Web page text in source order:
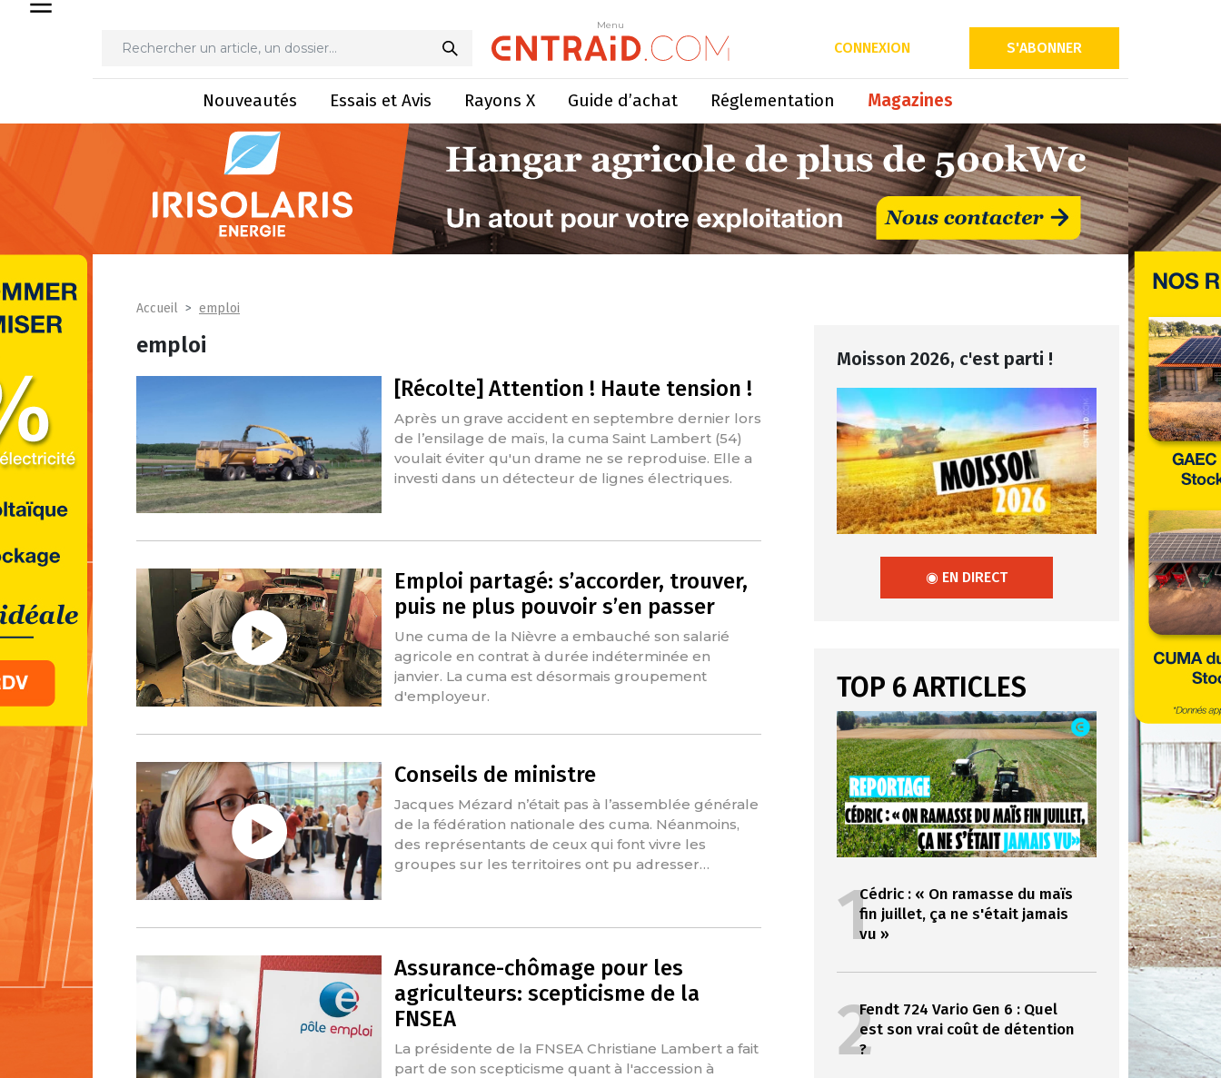
Menu
CONNEXION S'ABONNER
Nouveautés Essais et Avis Rayons X Guide d’achat Réglementation Magazines
Accueil emploi
emploi
[Récolte] Attention ! Haute tension !
Après un grave accident en septembre dernier lors
de l’ensilage de maïs, la cuma Saint Lambert (54)
voulait éviter qu'un drame ne se reproduise. Elle a
investi dans un détecteur de lignes électriques.
Emploi partagé: s’accorder, trouver,
puis ne plus pouvoir s’en passer
Une cuma de la Nièvre a embauché son salarié
agricole en contrat à durée indéterminée en
janvier. La cuma est désormais groupement
d'employeur.
Conseils de ministre
Jacques Mézard n’était pas à l’assemblée générale
de la fédération nationale des cuma. Néanmoins,
des représentants de ceux qui font vivre les
groupes sur les territoires ont pu adresser…
Assurance-chômage pour les
agriculteurs: scepticisme de la
FNSEA
La présidente de la FNSEA Christiane Lambert a fait
part de son scepticisme quant à l'accession à
Moisson 2026, c'est parti !
◉ EN DIRECT
TOP 6 ARTICLES
1Cédric : « On ramasse du maïs
fin juillet, ça ne s'était jamais
vu »
2Fendt 724 Vario Gen 6 : Quel
est son vrai coût de détention
?